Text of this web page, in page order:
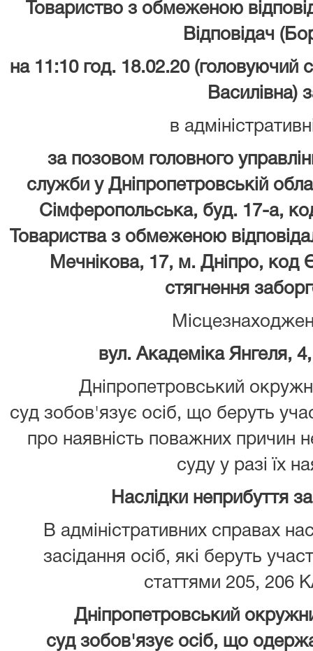
Товариство з обмеженою
Відповідач
на 11:10 год. 18.02.20 (головуючий
Василівна)
в
за позовом головного
служби у Дніпропетровській
Сімферопольська, буд. 17-а,
Товариства з обмеженою
Мечнікова, 17, м. Дніпро,
стягнення
вул. Академіка Янгеля,
Дніпропетровський
суд зобов'язує осіб, що беруть
про наявність поважних причин
суду у разі їх
Наслідки неприбуття
В адміністративних справах
засідання осіб, які беруть
статтями 205, 206
Дніпропетровський
суд зобов'язує осіб, що